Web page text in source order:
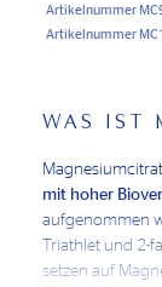
Artikelnummer
Artikelnummer
WAS IST
mit hoher
aufgenommen
Triathlet und 2-
setzen auf